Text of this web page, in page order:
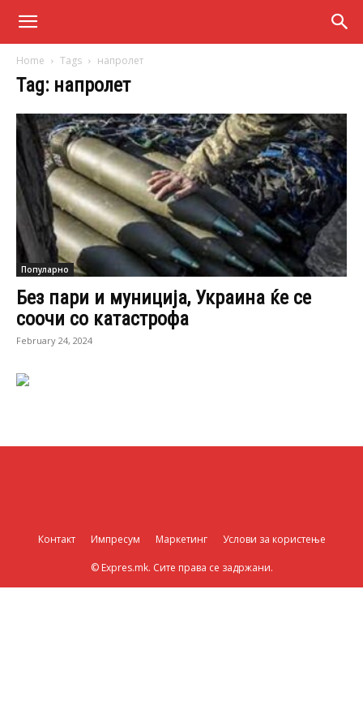
Home Tags напролет
Tag: напролет
Популарно
Без пари и муниција, Украина ќе се
соочи со катастрофа
February 24, 2024
Контакт Импресум Маркетинг Услови за користење
© Expres.mk. Сите права се задржани.